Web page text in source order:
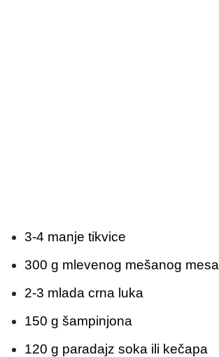
3-4 manje tikvice
300 g mlevenog mešanog mesa
2-3 mlada crna luka
150 g šampinjona
120 g paradajz soka ili kečapa